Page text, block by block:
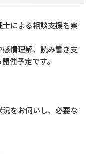
による相談支援を実
情理解、読み書き支
催予定です。
をお伺いし、必要な